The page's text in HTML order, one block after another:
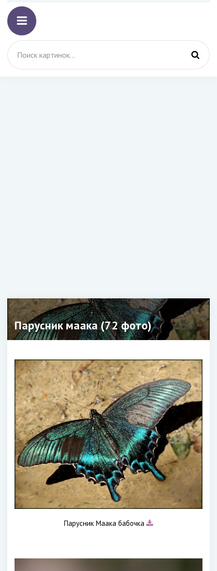
Парусник маака (72 фото)
Парусник Маака бабочка